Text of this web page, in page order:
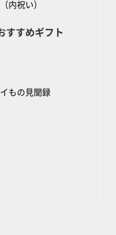
内祝い）
すすめギフト
もの見聞録